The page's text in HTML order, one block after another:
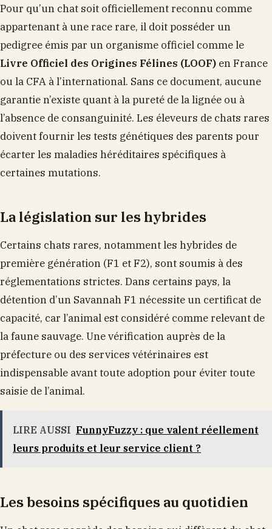
Pour qu’un chat soit officiellement reconnu comme
appartenant à une race rare, il doit posséder un
pedigree émis par un organisme officiel comme le
Livre Officiel des Origines Félines (LOOF) en France
ou la CFA à l’international. Sans ce document, aucune
garantie n’existe quant à la pureté de la lignée ou à
l’absence de consanguinité. Les éleveurs de chats rares
doivent fournir les tests génétiques des parents pour
écarter les maladies héréditaires spécifiques à
certaines mutations.
La législation sur les hybrides
Certains chats rares, notamment les hybrides de
première génération (F1 et F2), sont soumis à des
réglementations strictes. Dans certains pays, la
détention d’un Savannah F1 nécessite un certificat de
capacité, car l’animal est considéré comme relevant de
la faune sauvage. Une vérification auprès de la
préfecture ou des services vétérinaires est
indispensable avant toute adoption pour éviter toute
saisie de l’animal.
LIRE AUSSI FunnyFuzzy : que valent réellement
leurs produits et leur service client ?
Les besoins spécifiques au quotidien